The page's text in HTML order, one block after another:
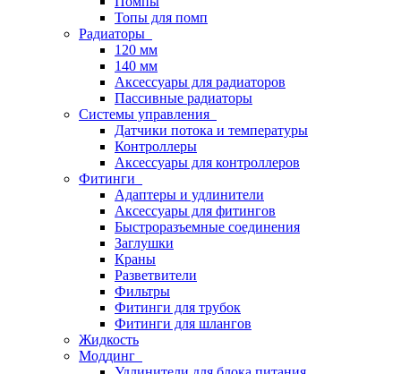
Топы для помп
Радиаторы
120 мм
140 мм
Аксессуары для радиаторов
Пассивные радиаторы
Системы управления
Датчики потока и температуры
Контроллеры
Аксессуары для контроллеров
Фитинги
Адаптеры и удлинители
Аксессуары для фитингов
Быстроразъемные соединения
Заглушки
Краны
Разветвители
Фильтры
Фитинги для трубок
Фитинги для шлангов
Жидкость
Моддинг